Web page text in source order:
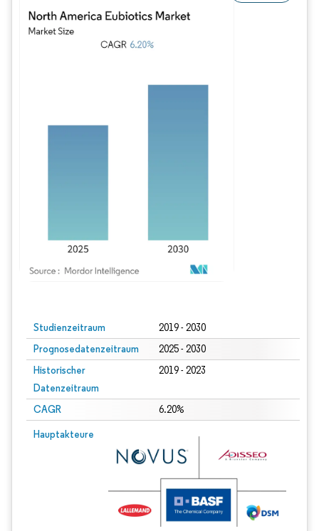
Studienzeitraum 2019 - 2030
Prognosedatenzeitraum 2025 - 2030
Historischer
Datenzeitraum
2019 - 2023
CAGR 6.20%
Hauptakteure